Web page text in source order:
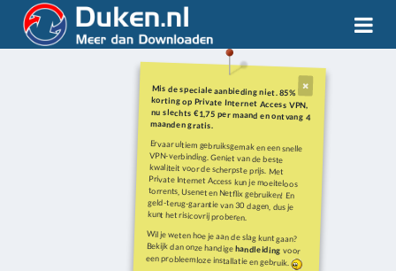
Mis de speciale aanbieding niet. 85%
korting op Private Internet Access VPN,
nu slechts €1,75 per maand en ontvang 4
maanden gratis.
Ervaar ultiem gebruiksgemak en een snelle
VPN-verbinding. Geniet van de beste
kwaliteit voor de scherpste prijs. Met
Private Internet Access kun je moeiteloos
torrents, Usenet en Netflix gebruiken! En
geld-terug-garantie van 30 dagen, dus je
kunt het risicovrij proberen.
Wil je weten hoe je aan de slag kunt gaan?
Bekijk dan onze handigehandleiding voor
een probleemloze installatie en gebruik.